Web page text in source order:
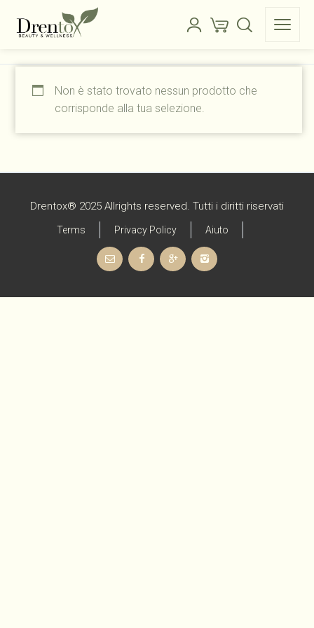
Non è stato trovato nessun prodotto che
corrisponde alla tua selezione.
Drentox® 2025 Allrights reserved. Tutti i diritti riservati
Terms Privacy Policy Aiuto